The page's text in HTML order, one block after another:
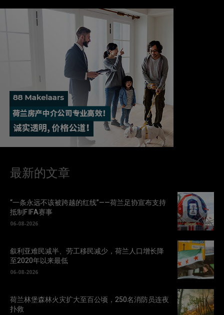
最新的文章
“一条永远不该被跨越的红线”——荷兰足协宣布支持
抵制FIFA赛事
06-08-2026
叙利亚难民减半、劳工移民减少，荷兰人口增长降
至2020年以来最低
06-08-2026
荷兰林堡森林火灾扩大至百公顷，250名消防员连夜
扑救